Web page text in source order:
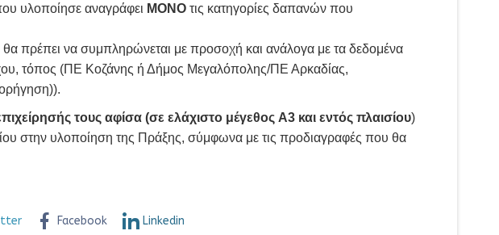
υλοποίησε αναγράφει ΜΟΝΟτις κατηγορίες δαπανών που
να συμπληρώνεται με προσοχή και ανάλογα με τα δεδομένα
τόπος (ΠΕ Κοζάνης ή Δήμος Μεγαλόπολης/ΠΕ Αρκαδίας,
τους αφίσα (σε ελάχιστο μέγεθος A3 και εντός πλαισίου)
στην υλοποίηση της Πράξης, σύμφωνα με τις προδιαγραφές που θα
Facebook Linkedin